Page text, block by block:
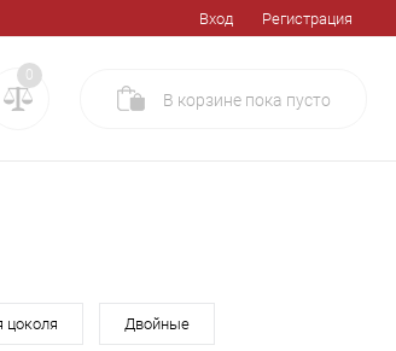
Вход Регистрация
0
В корзине пока пусто
цоколя Двойные